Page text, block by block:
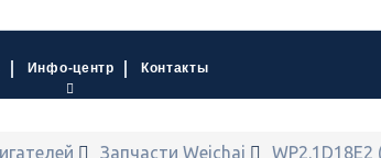
Инфо-центр Контакты
Запчасти Weichai